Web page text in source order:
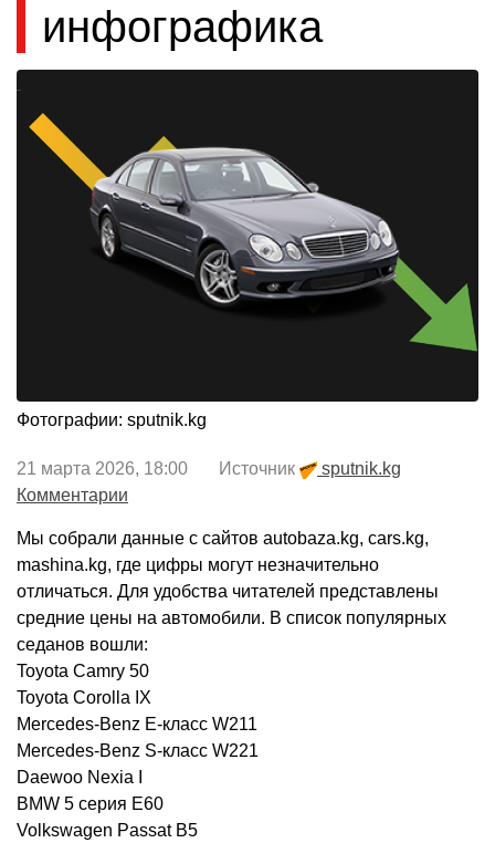
инфографика
Фотографии: sputnik.kg
21 марта 2026, 18:00 Источник
sputnik.kg
Комментарии
Мы собрали данные с сайтов autobaza.kg, cars.kg,
mashina.kg, где цифры могут незначительно
отличаться. Для удобства читателей представлены
средние цены на автомобили. В список популярных
седанов вошли:
Toyota Camry 50
Toyota Corolla IX
Mercedes-Benz E-класс W211
Mercedes-Benz S-класс W221
Daewoo Nexia I
BMW 5 серия E60
Volkswagen Passat B5